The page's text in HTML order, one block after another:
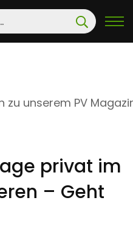
zu unserem PV
privat im
– Geht